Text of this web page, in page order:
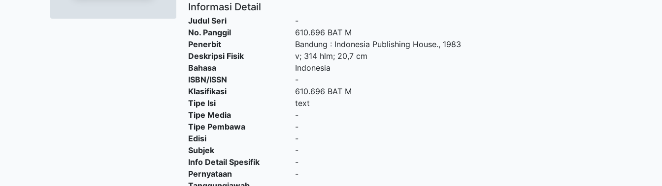
Informasi Detail
Judul Seri
-
No. Panggil
610.696 BAT M
Penerbit
Bandung : Indonesia Publishing House., 1983
Deskripsi Fisik
v; 314 hlm; 20,7 cm
Bahasa
Indonesia
ISBN/ISSN
-
Klasifikasi
610.696 BAT M
Tipe Isi
text
Tipe Media
-
Tipe Pembawa
-
Edisi
-
Subjek
-
Info Detail Spesifik
-
Pernyataan
-